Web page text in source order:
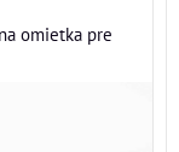
omietka pre